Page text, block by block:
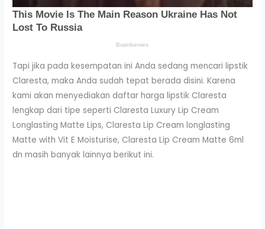
Tapi jika pada kesempatan ini Anda sedang mencari lipstik
Claresta, maka Anda sudah tepat berada disini. Karena
kami akan menyediakan daftar harga lipstik Claresta
lengkap dari tipe seperti Claresta Luxury Lip Cream
Longlasting Matte Lips, Claresta Lip Cream longlasting
Matte with Vit E Moisturise, Claresta Lip Cream Matte 6ml
dn masih banyak lainnya berikut ini.